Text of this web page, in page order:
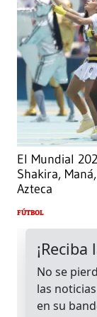
El Mundial
Shakira,
Azteca
FÚTBOL